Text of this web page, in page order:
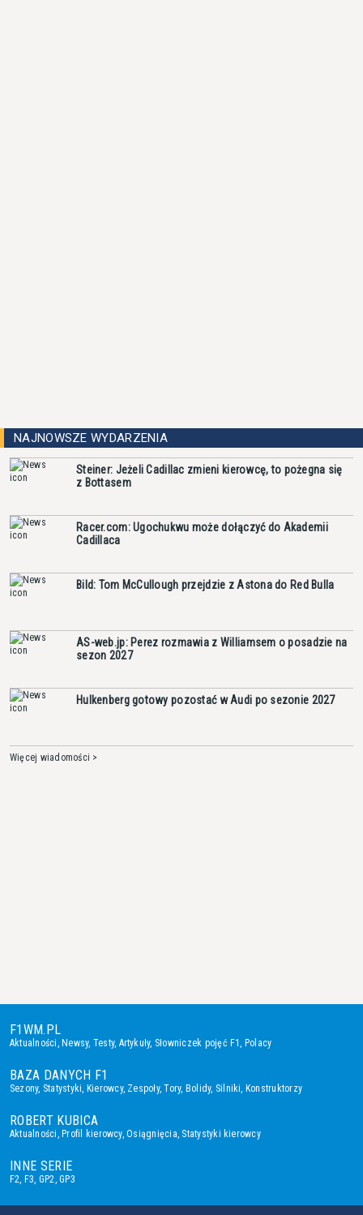
NAJNOWSZE WYDARZENIA
Steiner: Jeżeli Cadillac zmieni kierowcę, to pożegna się
z Bottasem
Racer.com: Ugochukwu może dołączyć do Akademii
Cadillaca
Bild: Tom McCullough przejdzie z Astona do Red Bulla
AS-web.jp: Perez rozmawia z Williamsem o posadzie na
sezon 2027
Hulkenberg gotowy pozostać w Audi po sezonie 2027
Więcej wiadomości >
F1WM.PL
Aktualności, Newsy, Testy, Artykuły, Słowniczek pojęć F1, Polacy
BAZA DANYCH F1
Sezony, Statystyki, Kierowcy, Zespoły,Tory, Bolidy, Silniki, Konstruktorzy
ROBERT KUBICA
Aktualności, Profil kierowcy,Osiągnięcia, Statystyki kierowcy
INNE SERIE
F2, F3, GP2,GP3